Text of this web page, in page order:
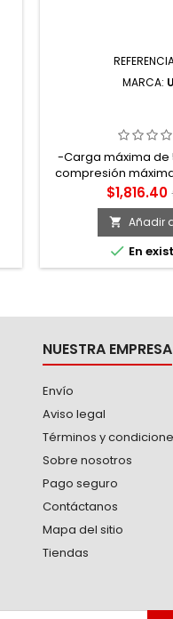
MARCA:
-Carga máxima de
compresión
protección IP66
herramienta
agua a chorros de
cualquier dirección.
-Tapa equipada
con cubierta
Precio
$1,816.40
 Añadir
 En
NUESTRA EMPRESA
Envío
Aviso legal
Términos y
Sobre nosotros
Pago seguro
Contáctanos
Mapa del sitio
Tiendas